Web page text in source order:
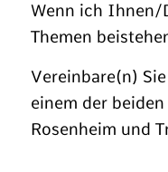
Wenn ich Ihnen/
Themen
Vereinbare(n)
einem der
Rosenheim und